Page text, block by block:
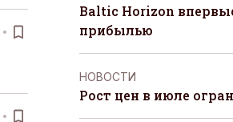
Baltic Horizon
прибылью
НОВОСТИ
Рост цен в июле